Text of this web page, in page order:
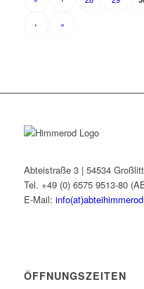
› »
Abteistraße 3 | 54534
Tel. +49 (0) 6575 9513-80
E-Mail:
ÖFFNUNGSZEITEN